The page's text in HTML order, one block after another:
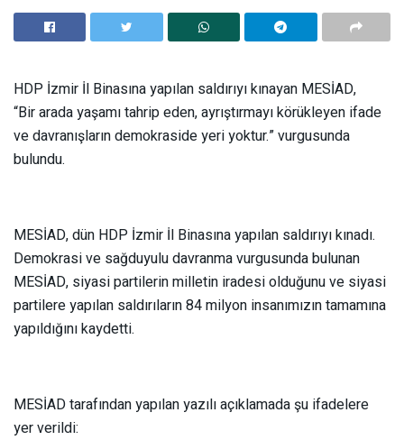
HDP İzmir İl Binasına yapılan saldırıyı kınayan MESİAD,
“Bir arada yaşamı tahrip eden, ayrıştırmayı körükleyen ifade
ve davranışların demokraside yeri yoktur.” vurgusunda
bulundu.
MESİAD, dün HDP İzmir İl Binasına yapılan saldırıyı kınadı.
Demokrasi ve sağduyulu davranma vurgusunda bulunan
MESİAD, siyasi partilerin milletin iradesi olduğunu ve siyasi
partilere yapılan saldırıların 84 milyon insanımızın tamamına
yapıldığını kaydetti.
MESİAD tarafından yapılan yazılı açıklamada şu ifadelere
yer verildi: